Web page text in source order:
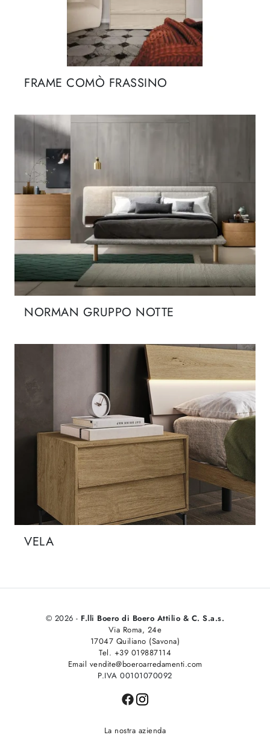
FRAME COMÒ FRASSINO
NORMAN GRUPPO NOTTE
VELA
© 2026 - F.lli Boero di Boero Attilio & C. S.a.s.
Via Roma, 24e
17047 Quiliano (Savona)
Tel. +39 019887114
Email vendite@boeroarredamenti.com
P.IVA 00101070092
La nostra azienda